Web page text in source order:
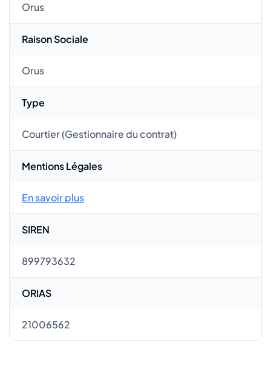
Orus
Raison Sociale
Orus
Type
Courtier (Gestionnaire du contrat)
Mentions Légales
En savoir plus
SIREN
899793632
ORIAS
21006562